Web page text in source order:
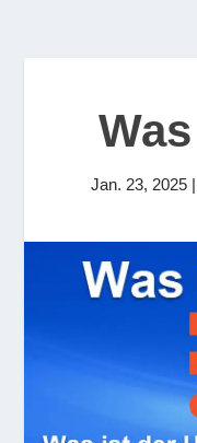
Jan. 23, 2025|